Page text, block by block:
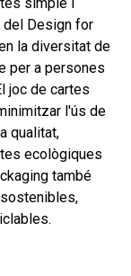
del Design for
la diversitat de
per a persones
joc de cartes
l'ús de
qualitat,
ecològiques
també